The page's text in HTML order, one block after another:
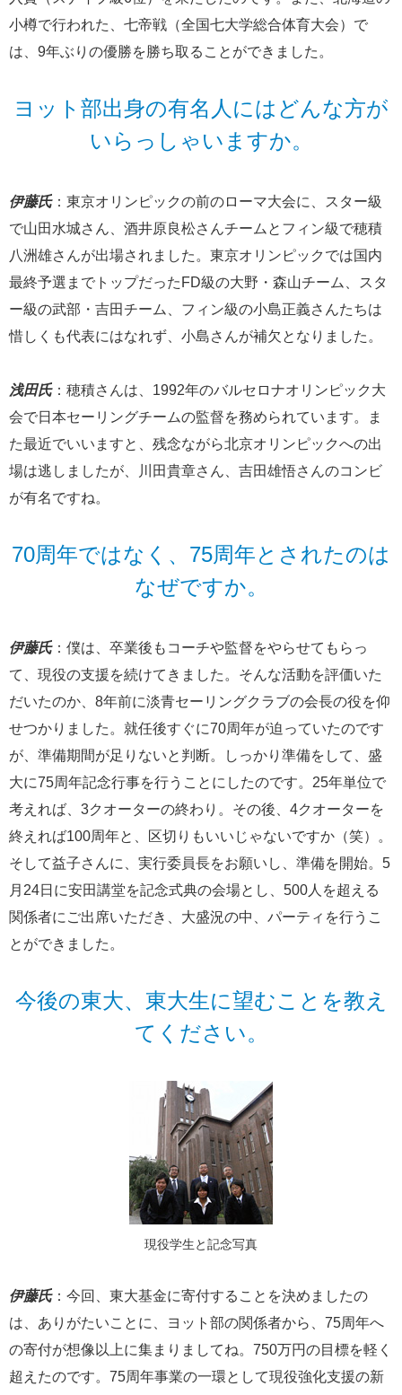
小樽で行われた、七帝戦（全国七大学総合体育大会）で
は、9年ぶりの優勝を勝ち取ることができました。
ヨット部出身の有名人にはどんな方が
いらっしゃいますか。
伊藤氏：東京オリンピックの前のローマ大会に、スター級
で山田水城さん、酒井原良松さんチームとフィン級で穂積
八洲雄さんが出場されました。東京オリンピックでは国内
最終予選までトップだったFD級の大野・森山チーム、スタ
ー級の武部・吉田チーム、フィン級の小島正義さんたちは
惜しくも代表にはなれず、小島さんが補欠となりました。
浅田氏：穂積さんは、1992年のバルセロナオリンピック大
会で日本セーリングチームの監督を務められています。ま
た最近でいいますと、残念ながら北京オリンピックへの出
場は逃しましたが、川田貴章さん、吉田雄悟さんのコンビ
が有名ですね。
70周年ではなく、75周年とされたのは
なぜですか。
伊藤氏：僕は、卒業後もコーチや監督をやらせてもらっ
て、現役の支援を続けてきました。そんな活動を評価いた
だいたのか、8年前に淡青セーリングクラブの会長の役を仰
せつかりました。就任後すぐに70周年が迫っていたのです
が、準備期間が足りないと判断。しっかり準備をして、盛
大に75周年記念行事を行うことにしたのです。25年単位で
考えれば、3クオーターの終わり。その後、4クオーターを
終えれば100周年と、区切りもいいじゃないですか（笑）。
そして益子さんに、実行委員長をお願いし、準備を開始。5
月24日に安田講堂を記念式典の会場とし、500人を超える
関係者にご出席いただき、大盛況の中、パーティを行うこ
とができました。
今後の東大、東大生に望むことを教え
てください。
現役学生と記念写真
伊藤氏：今回、東大基金に寄付することを決めましたの
は、ありがたいことに、ヨット部の関係者から、75周年へ
の寄付が想像以上に集まりましてね。750万円の目標を軽く
超えたのです。75周年事業の一環として現役強化支援の新